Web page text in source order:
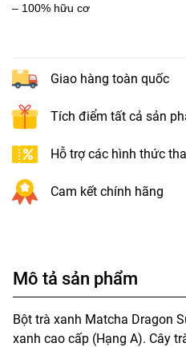
– 100% hữu cơ
Giao hàng toàn quốc
Tích điểm tất cả sản
Hỗ trợ các hình thức
Cam kết chính hãng
Mô tả sản phẩm
Bột trà xanh Matcha Dragon
xanh cao cấp (Hạng A). Cây